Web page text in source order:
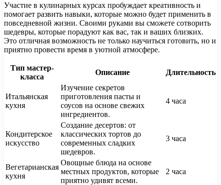
Участие в кулинарных курсах пробуждает креативность и
помогает развить навыки, которые можно будет применить в
повседневной жизни. Своими руками вы сможете сотворить
шедевры, которые порадуют как вас, так и ваших близких.
Это отличная возможность не только научиться готовить, но и
приятно провести время в уютной атмосфере.
Тип мастер-
класса
Описание Длительность
Итальянская
кухня
Изучение секретов
приготовления пасты и
соусов на основе свежих
ингредиентов.
4 часа
Кондитерское
искусство
Создание десертов: от
классических тортов до
современных сладких
шедевров.
3 часа
Вегетарианская
кухня
Овощные блюда на основе
местных продуктов, которые
приятно удивят всеми.
2 часа